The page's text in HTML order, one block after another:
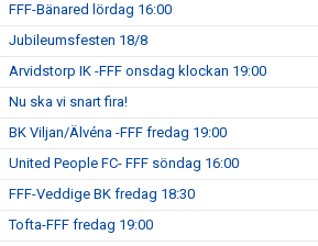
FFF-Bänared lördag 16:00
Jubileumsfesten 18/8
Arvidstorp IK -FFF onsdag klockan 19:00
Nu ska vi snart fira!
BK Viljan/Älvéna -FFF fredag 19:00
United People FC- FFF söndag 16:00
FFF-Veddige BK fredag 18:30
Tofta-FFF fredag 19:00